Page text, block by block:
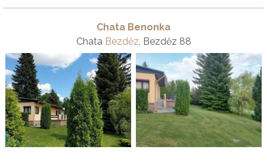
Chata Benonka
Chata Bezděz , Bezděz 88